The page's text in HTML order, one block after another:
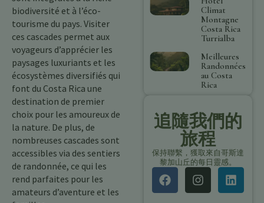
biodiversité et à l’éco-
tourisme du pays. Visiter
ces cascades permet aux
voyageurs d’apprécier les
paysages luxuriants et les
écosystèmes diversifiés qui
font du Costa Rica une
destination de premier
choix pour les amoureux de
la nature. De plus, de
nombreuses cascades sont
accessibles via des sentiers
de randonnée, ce qui les
rend parfaites pour les
amateurs d’aventure et les
Climat
Montagne
Costa Rica
Turrialba
Meilleures
Randonnées
au Costa
Rica
追隨我們的
旅程
保持聯繫，獲取來自哥斯達
黎加山丘的每日靈感。